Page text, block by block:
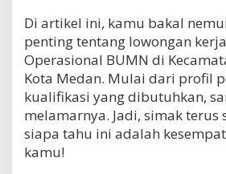
o
a
l
B
U
M
N
d
Di artikel ini, kamu bakal
penting tentang lowongan
Operasional BUMN di
Kota Medan. Mulai dari profil
kualifikasi yang dibutuhkan,
melamarnya. Jadi, simak terus
siapa tahu ini adalah
kamu!